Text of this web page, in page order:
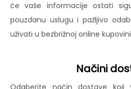
će vaše informacije ostati
pouzdanu uslugu i pažljivo
uživati u bezbrižnoj online
Načini
Odaberite način dostave koji